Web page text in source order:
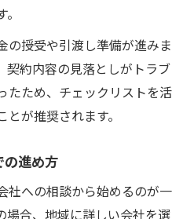
の授受や引渡し準備が進みま
契約内容の見落としがトラブ
たため、チェックリストを活
が推奨されます。
の進め方
社への相談から始めるのが一
場合、地域に詳しい会社を選